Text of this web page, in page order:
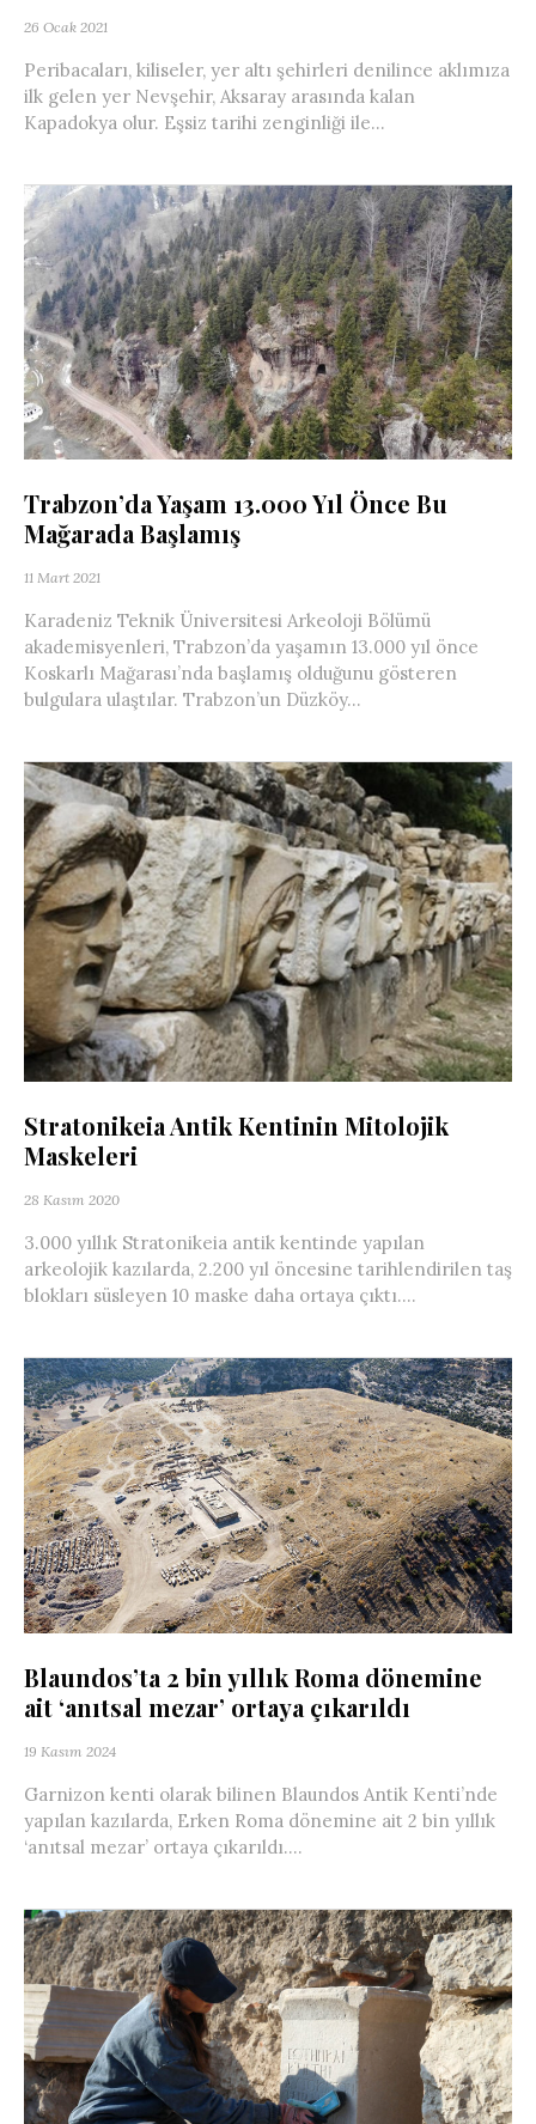
26 Ocak 2021
Peribacaları, kiliseler, yer altı şehirleri denilince aklımıza
ilk gelen yer Nevşehir, Aksaray arasında kalan
Kapadokya olur. Eşsiz tarihi zenginliği ile...
Trabzon’da Yaşam 13.000 Yıl Önce Bu
Mağarada Başlamış
11 Mart 2021
Karadeniz Teknik Üniversitesi Arkeoloji Bölümü
akademisyenleri, Trabzon’da yaşamın 13.000 yıl önce
Koskarlı Mağarası’nda başlamış olduğunu gösteren
bulgulara ulaştılar. Trabzon’un Düzköy...
Stratonikeia Antik Kentinin Mitolojik
Maskeleri
28 Kasım 2020
3.000 yıllık Stratonikeia antik kentinde yapılan
arkeolojik kazılarda, 2.200 yıl öncesine tarihlendirilen taş
blokları süsleyen 10 maske daha ortaya çıktı....
Blaundos’ta 2 bin yıllık Roma dönemine
ait ‘anıtsal mezar’ ortaya çıkarıldı
19 Kasım 2024
Garnizon kenti olarak bilinen Blaundos Antik Kenti’nde
yapılan kazılarda, Erken Roma dönemine ait 2 bin yıllık
‘anıtsal mezar’ ortaya çıkarıldı....